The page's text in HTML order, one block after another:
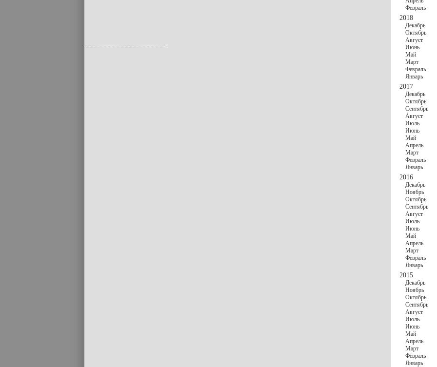
Февраль
2018
Декабрь
Октябрь
Август
Июнь
Май
Март
Февраль
Январь
2017
Декабрь
Октябрь
Сентябрь
Август
Июль
Июнь
Май
Апрель
Март
Февраль
Январь
2016
Декабрь
Ноябрь
Октябрь
Сентябрь
Август
Июль
Июнь
Май
Апрель
Март
Февраль
Январь
2015
Декабрь
Ноябрь
Октябрь
Сентябрь
Август
Июль
Июнь
Май
Апрель
Март
Февраль
Январь